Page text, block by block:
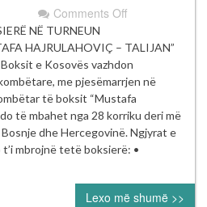
Comments Offon
boksierë
të Kosovës
garojnë
në turneun
ndërkombëtar
“Mustafa
–
Sarajevë
NË TURNEUN
HAJRULAHOVIÇ – TALIJAN”
e Kosovës vazhdon
me pjesëmarrjen në
të boksit “Mustafa
do të mbahet nga 28 korriku deri më
dhe Hercegovinë. Ngjyrat e
mbrojnë tetë boksierë: •
Lexo më shumë >>